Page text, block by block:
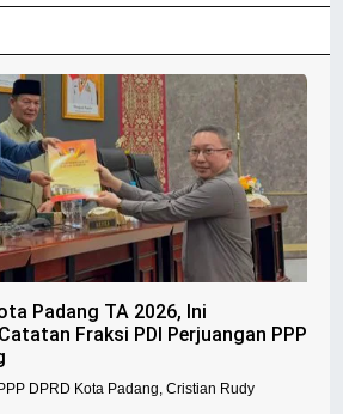
Padang TA 2026, Ini
Fraksi PDI Perjuangan PPP
DPRD Kota Padang, Cristian Rudy